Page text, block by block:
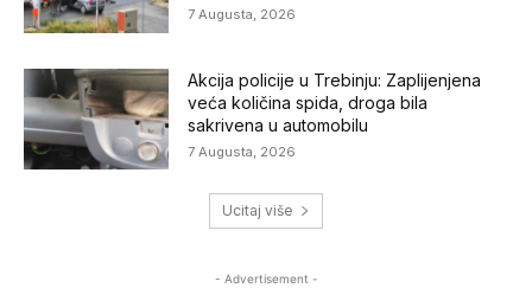
7 Augusta, 2026
Akcija policije u Trebinju: Zaplijenjena
veća količina spida, droga bila
sakrivena u automobilu
7 Augusta, 2026
Ucitaj više
- Advertisement -